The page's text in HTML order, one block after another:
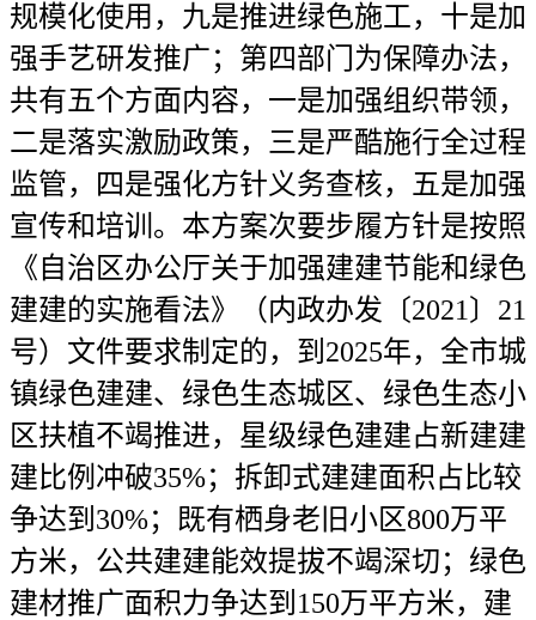
规模化使用，九是推进绿色施工，十是加
强手艺研发推广；第四部门为保障办法，
共有五个方面内容，一是加强组织带领，
二是落实激励政策，三是严酷施行全过程
监管，四是强化方针义务查核，五是加强
宣传和培训。本方案次要步履方针是按照
《自治区办公厅关于加强建建节能和绿色
建建的实施看法》（内政办发〔2021〕21
号）文件要求制定的，到2025年，全市城
镇绿色建建、绿色生态城区、绿色生态小
区扶植不竭推进，星级绿色建建占新建建
建比例冲破35%；拆卸式建建面积占比较
争达到30%；既有栖身老旧小区800万平
方米，公共建建能效提拔不竭深切；绿色
建材推广面积力争达到150万平方米，建